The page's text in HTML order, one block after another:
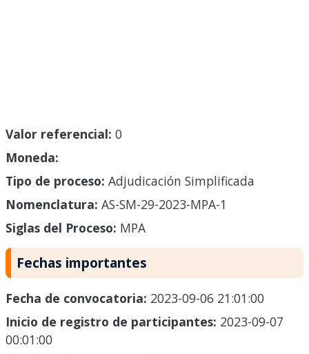
Valor referencial: 0
Moneda:
Tipo de proceso: Adjudicación Simplificada
Nomenclatura: AS-SM-29-2023-MPA-1
Siglas del Proceso: MPA
Fechas importantes
Fecha de convocatoria: 2023-09-06 21:01:00
Inicio de registro de participantes: 2023-09-07
00:01:00